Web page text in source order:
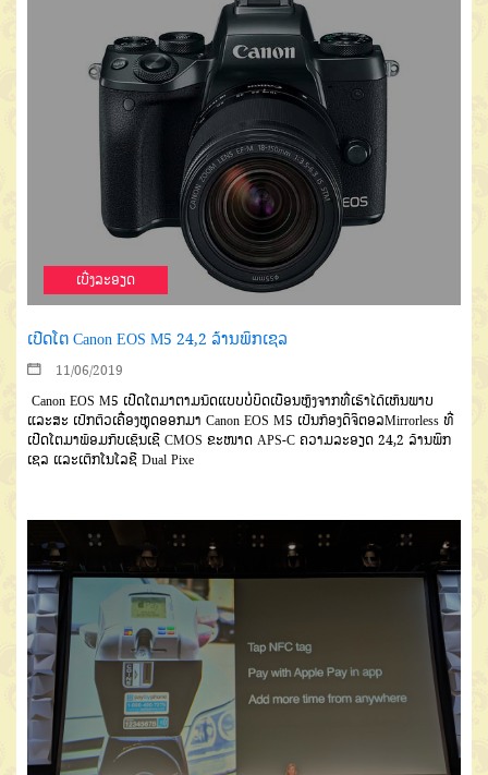
ເບີ່ງລະອຽດ
ເປີດໂຕ Canon EOS M5 24,2 ລ້ານພິກເຊລ
11/06/2019
Canon EOS M5 ເປີດໂຕມາຕາມນັດແບບບໍ່ບິດເບືອນຫຼັງຈາກທີ່ເຮົາໄດ້ເຫັນພາບ
ແລະສະ ເປັກຕົວເຄື່ອງຫຼຸດອອກມາ Canon EOS M5 ເປັນກ້ອງດິຈິຕອລMirrorless ທີ່
ເປີດໂຕມາພ້ອມກັບເຊັນເຊີ CMOS ຂະໜາດ APS-C ຄວາມລະອຽດ 24,2 ລ້ານພິກ
ເຊລ ແລະເຕັກໂນໂລຊີ Dual Pixe